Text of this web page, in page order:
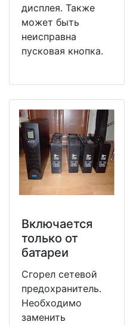
дисплея. Также
может быть
неисправна
пусковая кнопка.
Включается
только от
батареи
Сгорел сетевой
предохранитель.
Необходимо
заменить